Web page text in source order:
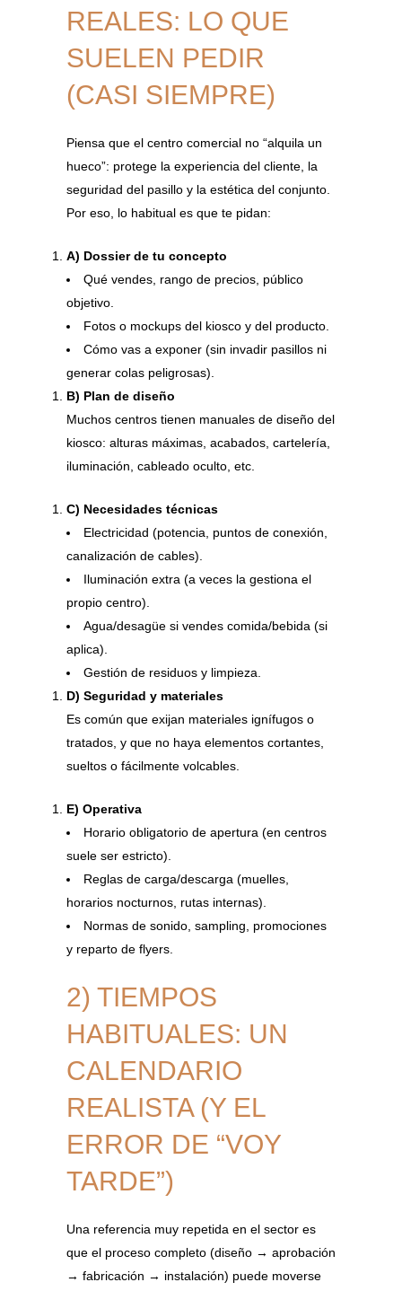
REALES: LO QUE
SUELEN PEDIR
(CASI SIEMPRE)
Piensa que el centro comercial no “alquila un
hueco”: protege la experiencia del cliente, la
seguridad del pasillo y la estética del conjunto.
Por eso, lo habitual es que te pidan:
A) Dossier de tu concepto
Qué vendes, rango de precios, público
objetivo.
Fotos o mockups del kiosco y del producto.
Cómo vas a exponer (sin invadir pasillos ni
generar colas peligrosas).
B) Plan de diseño
Muchos centros tienen manuales de diseño del
kiosco: alturas máximas, acabados, cartelería,
iluminación, cableado oculto, etc.
C) Necesidades técnicas
Electricidad (potencia, puntos de conexión,
canalización de cables).
Iluminación extra (a veces la gestiona el
propio centro).
Agua/desagüe si vendes comida/bebida (si
aplica).
Gestión de residuos y limpieza.
D) Seguridad y materiales
Es común que exijan materiales ignífugos o
tratados, y que no haya elementos cortantes,
sueltos o fácilmente volcables.
E) Operativa
Horario obligatorio de apertura (en centros
suele ser estricto).
Reglas de carga/descarga (muelles,
horarios nocturnos, rutas internas).
Normas de sonido, sampling, promociones
y reparto de flyers.
2) TIEMPOS
HABITUALES: UN
CALENDARIO
REALISTA (Y EL
ERROR DE “VOY
TARDE”)
Una referencia muy repetida en el sector es
que el proceso completo (diseño → aprobación
→ fabricación → instalación) puede moverse